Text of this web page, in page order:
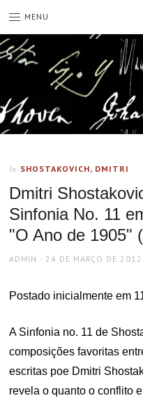
MENU
In SHOSTAKOVICH, DMITRI
Dmitri
Sinfonia No. 11
"O Ano de 1905"
AUTHOR
ADMIN
POSTED
24 DE MARÇO DE 2012
Postado inicialmente em
A Sinfonia no. 11 de
composições favoritas
escritas poe Dmitri
revela o quanto o conflito